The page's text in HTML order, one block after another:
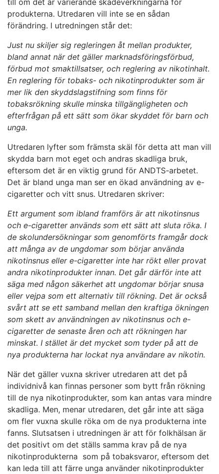
till om det är varierande skadeverkningarna för
produkterna. Utredaren vill inte se en sådan
förändring. I utredningen står det:
Just nu skiljer sig regleringen åt mellan produkter,
bland annat när det gäller marknadsföringsförbud,
förbud mot smaktillsatser, och reglering av nikotinhalt.
En reglering för tobaks- och nikotinprodukter som är
mer lik den skyddslagstifning som finns för
tobaksrökning skulle minska tillgängligheten och
efterfrågan på ett sätt som ökar skyddet för barn och
unga.
Utredaren lyfter som främsta skäl för detta att man vill
skydda barn mot eget och andras skadliga bruk,
eftersom det är en viktig grund för ANDTS-arbetet.
Det är bland unga man ser en ökad användning av e-
cigaretter och vitt snus. Utredaren skriver:
Ett argument som ibland framförs är att nikotinsnus
och e-cigaretter används som ett sätt att sluta röka. I
de skolundersökningar som genomförts framgår dock
att många av de ungdomar som börjar använda
nikotinsnus eller e-cigaretter inte har rökt eller provat
andra nikotinprodukter innan. Det går därför inte att
säga med någon säkerhet att ungdomar börjar snusa
eller vejpa som ett alternativ till rökning. Det är också
svårt att se ett samband mellan den kraftiga ökningen
som skett av användningen av nikotinsnus och e-
cigaretter de senaste åren och att rökningen har
minskat. I stället är det mycket som tyder på att de
nya produkterna har lockat nya användare av nikotin.
När det gäller vuxna skriver utredaren att det på
individnivå kan finnas personer som bytt från rökning
till de nya nikotinprodukter, som kan antas vara mindre
skadliga. Men, menar utredaren, det går inte att säga
om fler vuxna skulle röka om de nya produkterna inte
fanns. Slutsatsen i utredningen är att för folkhälsan är
det positivt om det ställs samma krav på de nya
nikotinprodukterna som på tobaksvaror, eftersom det
kan leda till att färre unga använder nikotinprodukter